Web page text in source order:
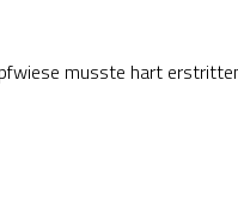
musste hart